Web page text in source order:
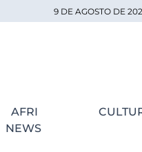
9 DE AGOSTO DE
AFRI
NEWS